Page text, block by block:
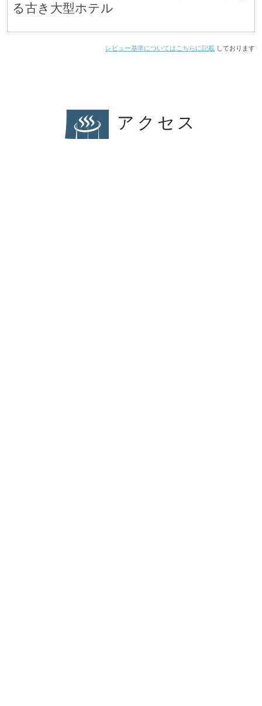
る古き大型ホテル
レビュー基準についてはこちらに記載 しております
アクセス